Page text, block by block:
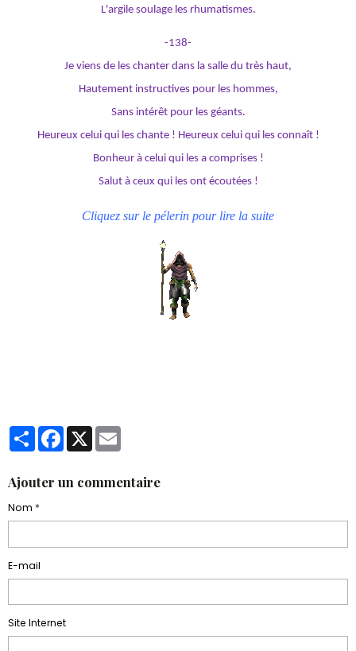
L'argile soulage les rhumatismes.
-138-
Je viens de les chanter dans la salle du très haut,
Hautement instructives pour les hommes,
Sans intérêt pour les géants.
Heureux celui qui les chante ! Heureux celui qui les connaît !
Bonheur à celui qui les a comprises !
Salut à ceux qui les ont écoutées !
Cliquez sur le pélerin pour lire la suite
PartagerFacebook
X
Ajouter un commentaire
Nom
E-mail
Site Internet